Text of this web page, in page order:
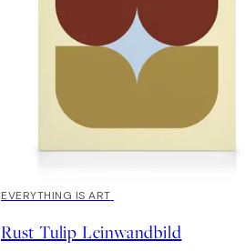
EVERYTHING IS ART
Rust Tulip Leinwandbild